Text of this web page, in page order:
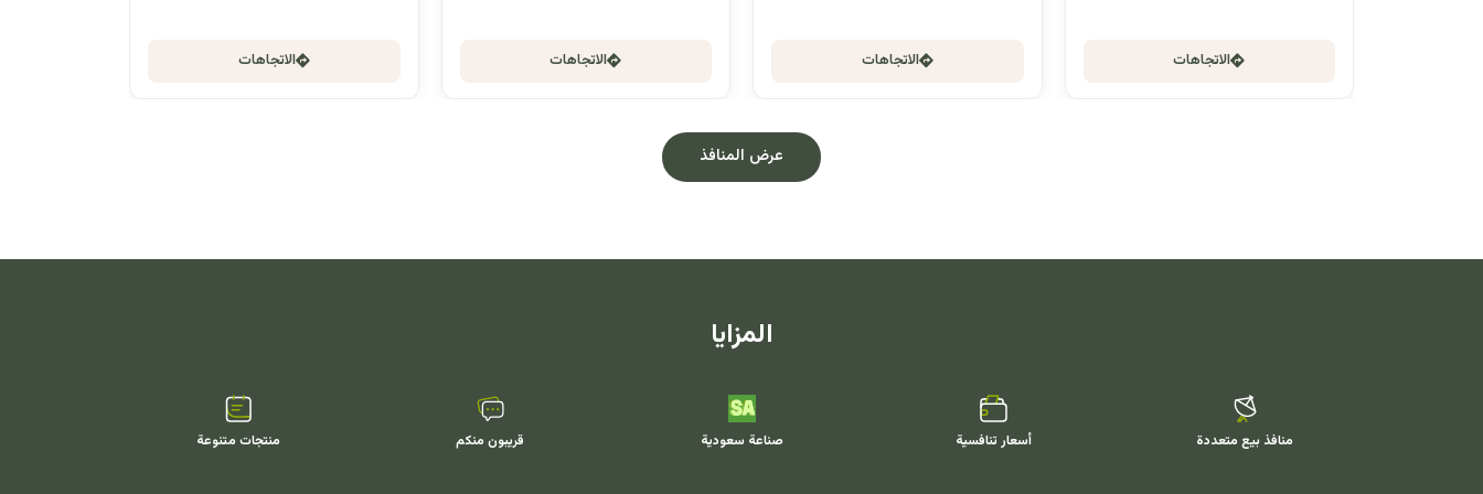
الاتجاهات الاتجاهات الاتجاهات الاتجاهات
عرض المنافذ
المزايا
منافذ بيع متعددة أسعار تنافسية صناعة سعودية قريبون منكم منتجات متنوعة